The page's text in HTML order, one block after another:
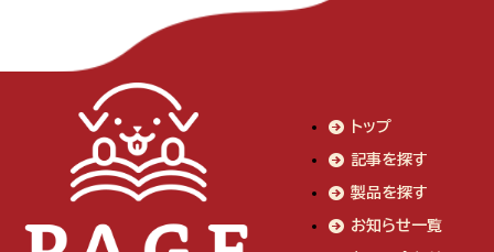
トップ
記事を探す
製品を探す
お知らせ一覧